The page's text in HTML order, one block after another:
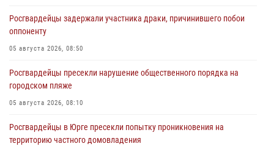
Росгвардейцы задержали участника драки, причинившего побои
оппоненту
05 августа 2026, 08:50
Росгвардейцы пресекли нарушение общественного порядка на
городском пляже
05 августа 2026, 08:10
Росгвардейцы в Юрге пресекли попытку проникновения на
территорию частного домовладения